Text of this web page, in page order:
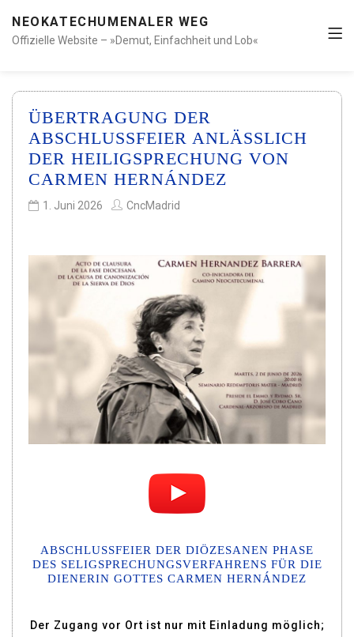
NEOKATECHUMENALER WEG
Offizielle Website – »Demut, Einfachheit und Lob«
ÜBERTRAGUNG DER
ABSCHLUSSFEIER ANLÄSSLICH
DER HEILIGSPRECHUNG VON
CARMEN HERNÁNDEZ
1. Juni 2026 CncMadrid
ABSCHLUSSFEIER DER DIÖZESANEN PHASE
DES SELIGSPRECHUNGSVERFAHRENS FÜR DIE
DIENERIN GOTTES CARMEN HERNÁNDEZ
Der Zugang vor Ort ist nur mit Einladung möglich;